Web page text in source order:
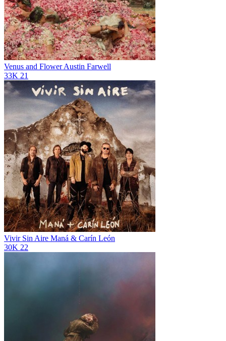
Venus and Flower Austin Farwell
33K 21
Vivir Sin Aire Maná & Carín León
30K 22